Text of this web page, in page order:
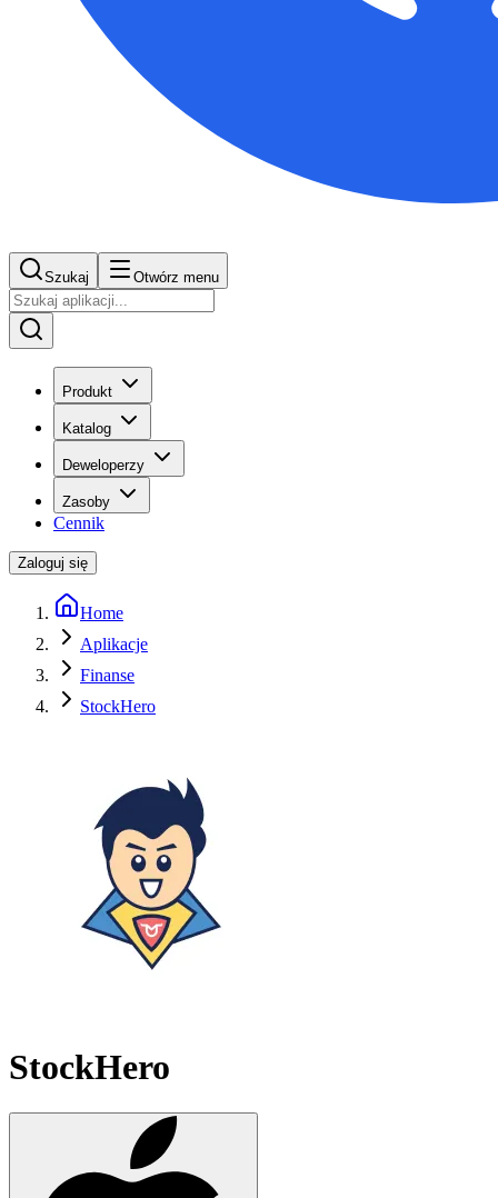
Szukaj Otwórz menu
Produkt
Katalog
Deweloperzy
Zasoby
Cennik
Zaloguj się
Home
Aplikacje
Finanse
StockHero
StockHero